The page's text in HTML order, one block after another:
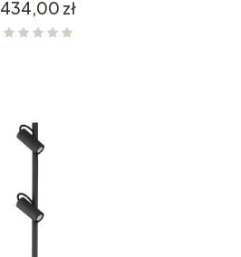
Cena
434,00 zł